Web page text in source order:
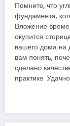
Помните, что
фундамента,
Вложение
окупится
вашего дома на
вам понять,
сделано
практике.